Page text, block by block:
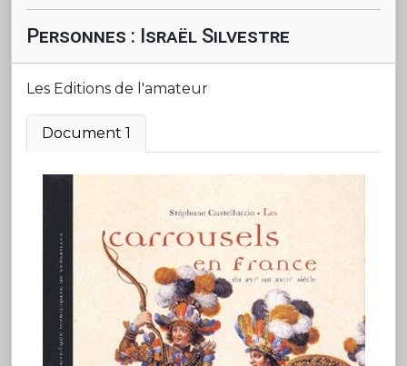
Personnes : Israël Silvestre
Les Editions de l'amateur
Document 1